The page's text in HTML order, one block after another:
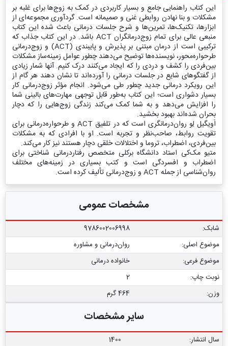
این کتاب راهنمایی جامع و بسیار کاربردی در کمک به زوج‌ها برای غلبه بر
مشکلات و بنا نهادن روابطی غنی و صمیمانه است. گردآوری مجموعه‌ای از
ابزارها، تکنیک‌ها، تمرین‌ها و شرح جلسات درمانی باعث شده این کتاب
منبعی عالی برای تمام زوج‌درمانگران ACT باشد. در این کتاب جذاب که
ترکیبی است از درمان مبتنی بر پذیرش و پایبندی (ACT) و زوج‌درمانی
طرحواره‌محور، نویسنده‌ها توضیح می‌دهند چطور عوامل زمینه‌ساز مشکلات
بین‌فردی را کشف و دردی را که ایجاد می‌کنند درک کنیم. آنها شمار زیادی
از گفتگوهای شایع در جلسات درمانی را آورده‌اند تا نشان دهند هر گام از
این رویکرد درمانی جدید چطور طی می‌شود. انجام مؤثر زوج‌درمانی کار
بسیار دشواری است؛ این کتاب به‌طور قابل توجهی مهارت‌های بالینی شما
را افزایش می‌دهد و به شما کمک می‌کند زندگی زوج‌هایی را که دچار
بحران شده‌اند بهبود بخشید.
اَویگیل لِو روان‌درمانگری است که در تلفیق ACT و طرحواره‌درمانی برای
تقویت روابط، صاحب‌نظر و تجربه است. او با افرادی که به مشکلات
بین‌فردی، اضطراب، تروما و اختلالات خلقی دچار هستند نیز کار می‌کند.
متیو مک‌کی استاد دانشگاه برکلی متخصص رفتاردرمانی شناختی برای
اضطراب و افسردگی است و کتب بسیاری در زمینه‌های مختلف
روان‌شناسی از جمله ACT و زوج‌درمانی تألیف کرده است.
مشخصات عمومی
شابک:
9786002006998
موضوع اصلی:
روان‌درمانی و مشاوره
موضوع فرعی:
خانواده درمانی
نوبت چاپ:
2
وزن:
464 گرم
سایر مشخصات
سال انتشار:
1400